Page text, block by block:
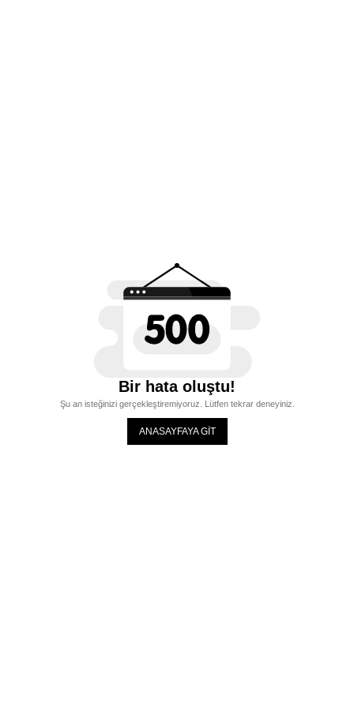
Bir hata oluştu!
Şu an isteğinizi gerçekleştiremiyoruz. Lütfen tekrar deneyiniz.
ANASAYFAYA GİT